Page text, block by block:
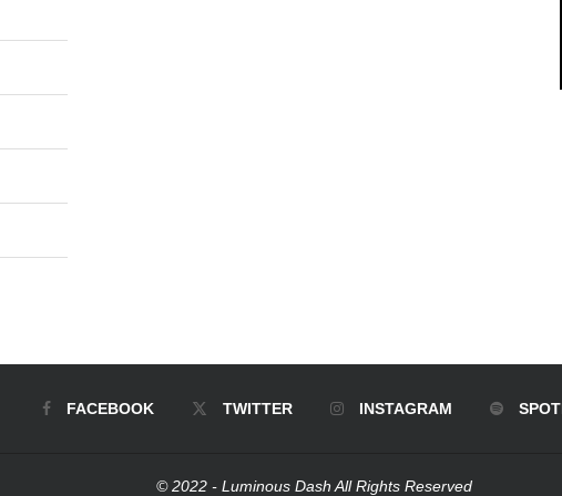
FACEBOOK TWITTER INSTAGRAM
© 2022 - Luminous Dash All Rights Reserved